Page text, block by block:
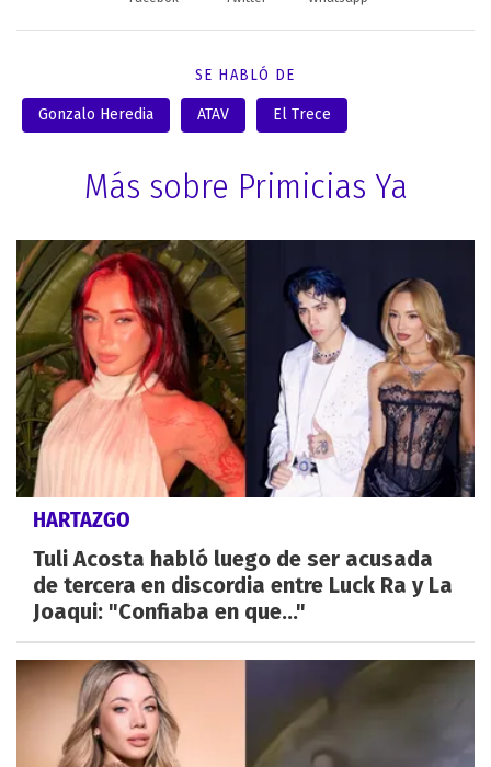
SE HABLÓ DE
Gonzalo Heredia ATAV El Trece
Más sobre Primicias Ya
HARTAZGO
Tuli Acosta habló luego de ser acusada
de tercera en discordia entre Luck Ra y La
Joaqui: "Confiaba en que..."